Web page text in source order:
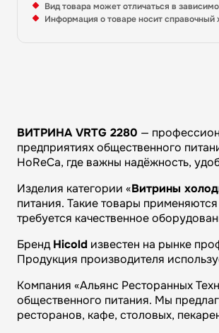
Вид товара может отличаться в
Информация о товаре носит
ВИТРИНА VRTG 2280 —
предприятиях общественного
HoReCa, где важны надёжность,
Изделия категории «Витрины
питания. Такие товары
требуется качественное
БрендHicold известен на рынке
Продукция производителя
Компания «Альянс Ресторанных
общественного питания. Мы
ресторанов, кафе, столовых,